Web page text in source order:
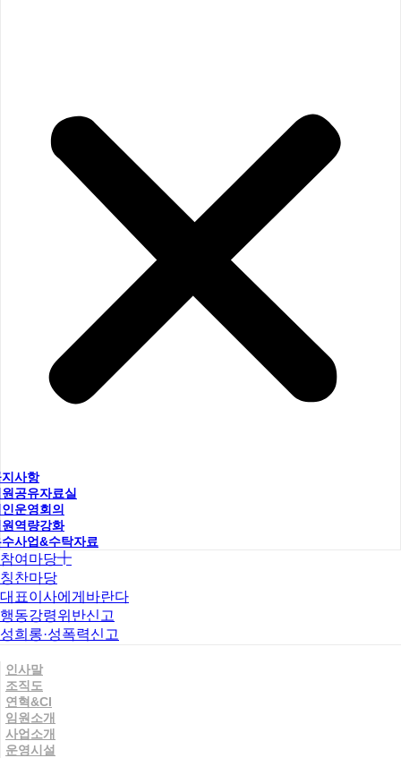
사항
공유자료실
운영회의
역량강화
사업&수탁자료
참여마당
칭찬마당
대표이사에게바란다
행동강령위반신고
성희롱·성폭력신고
인사말
조직도
연혁&CI
임원소개
사업소개
운영시설